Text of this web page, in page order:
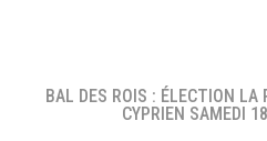
BAL DES ROIS : ÉLECTION LA
CYPRIEN SAMEDI